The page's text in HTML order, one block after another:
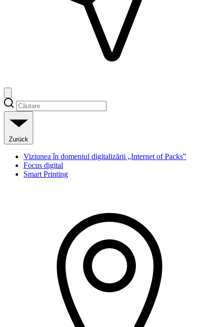
Zurück
Viziunea în domeniul digitalizării „Internet of Packs”
Focus digital
Smart Printing